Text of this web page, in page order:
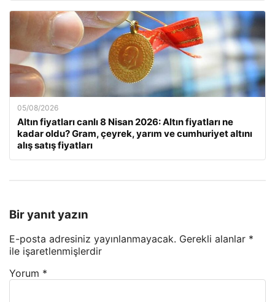
05/08/2026
Altın fiyatları canlı 8 Nisan 2026: Altın fiyatları ne
kadar oldu? Gram, çeyrek, yarım ve cumhuriyet altını
alış satış fiyatları
Bir yanıt yazın
E-posta adresiniz yayınlanmayacak. Gerekli alanlar *
ile işaretlenmişlerdir
Yorum *